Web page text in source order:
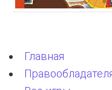
Главная